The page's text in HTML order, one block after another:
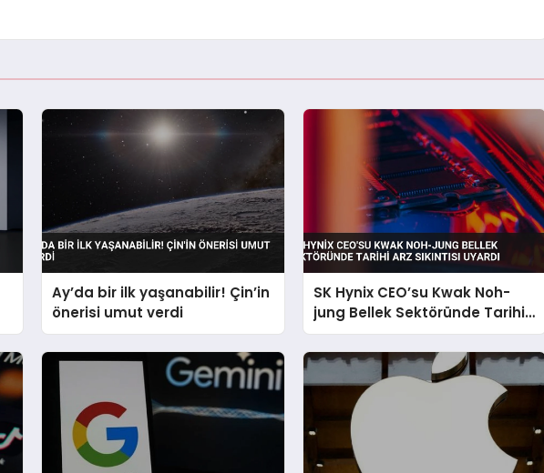
Ay’da bir ilk yaşanabilir! Çin’in
önerisi umut verdi
SK Hynix CEO’su Kwak Noh-
jung Bellek Sektöründe Tarihi
Arz Sıkıntısı Uyardı